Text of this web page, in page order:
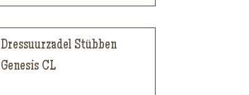
Dressuurzadel Stübben
Genesis CL